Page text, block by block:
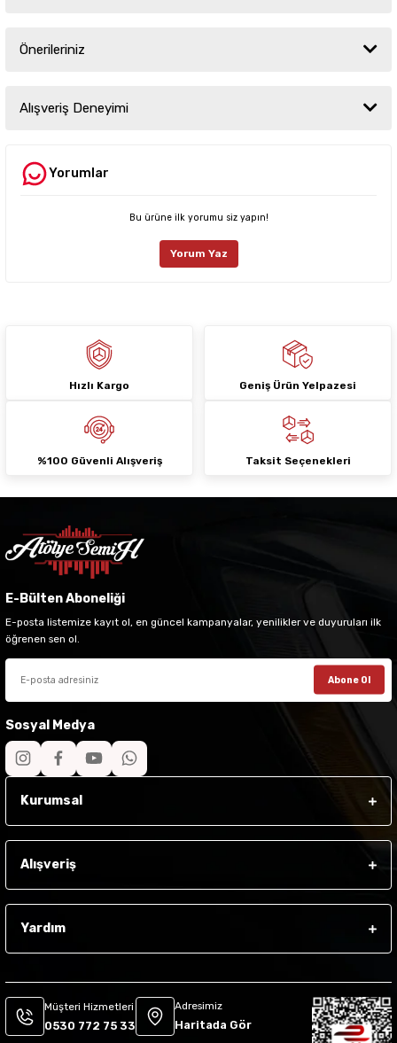
Önerileriniz
yetersiz gördüğünüz noktaları öneri formunu kullanarak tarafımıza
iletebilirsiniz.
Ürün resmi kalitesiz, bozuk veya görüntülenemiyor.
Ürün fiyatı diğer sitelerden daha pahalı.
Alışveriş Deneyimi
Deneyimini Paylaş
Yorumlar
Bu ürüne ilk yorumu siz yapın!
Yorum Yaz
Hızlı Kargo Geniş Ürün Yelpazesi
%100 Güvenli Alışveriş Taksit Seçenekleri
E-Bülten Aboneliği
E-posta listemize kayıt ol, en güncel kampanyalar, yenilikler ve duyuruları ilk
öğrenen sen ol.
Abone Ol
Sosyal Medya
Kurumsal
Alışveriş
Yardım
Müşteri Hizmetleri
0530 772 75 33
Adresimiz
Haritada Gör